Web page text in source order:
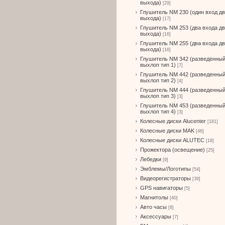
выхода) [29]
Глушитель NM 230 (один вход
выхода) [17]
Глушитель NM 253 (два входа
выхода) [16]
Глушитель NM 255 (два входа
выхода) [16]
Глушитель NM 342 (разведенный
выхлоп тип 1) [7]
Глушитель NM 442 (разведенный
выхлоп тип 2) [4]
Глушитель NM 444 (разведенный
выхлоп тип 3) [3]
Глушитель NM 453 (разведенный
выхлоп тип 4) [3]
Колесные диски Alucenter [181]
Колесные диски MAK [46]
Колесные диски ALUTEC [18]
Прожектора (освещение) [25]
Лебедки [9]
Эмблемы/Логотипы [54]
Видеорегистраторы [39]
GPS навигаторы [5]
Магнитолы [40]
Авто часы [8]
Аксессуары [7]